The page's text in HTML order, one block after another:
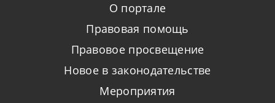
О портале
Правовая помощь
Правовое просвещение
Новое в законодательстве
Мероприятия